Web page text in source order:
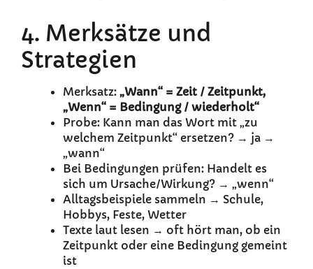
4. Merksätze und
Strategien
Merksatz: „Wann“ = Zeit / Zeitpunkt,
„Wenn“ = Bedingung / wiederholt“
Probe: Kann man das Wort mit „zu
welchem Zeitpunkt“ ersetzen? → ja →
„wann“
Bei Bedingungen prüfen: Handelt es
sich um Ursache/Wirkung? → „wenn“
Alltagsbeispiele sammeln → Schule,
Hobbys, Feste, Wetter
Texte laut lesen → oft hört man, ob ein
Zeitpunkt oder eine Bedingung gemeint
ist